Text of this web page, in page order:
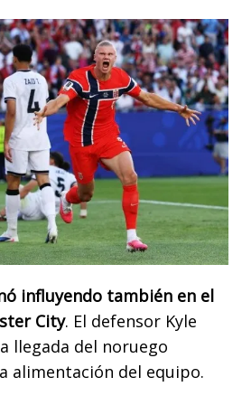
influyendo también en el
City. El defensor Kyle
llegada del noruego
alimentación del equipo.